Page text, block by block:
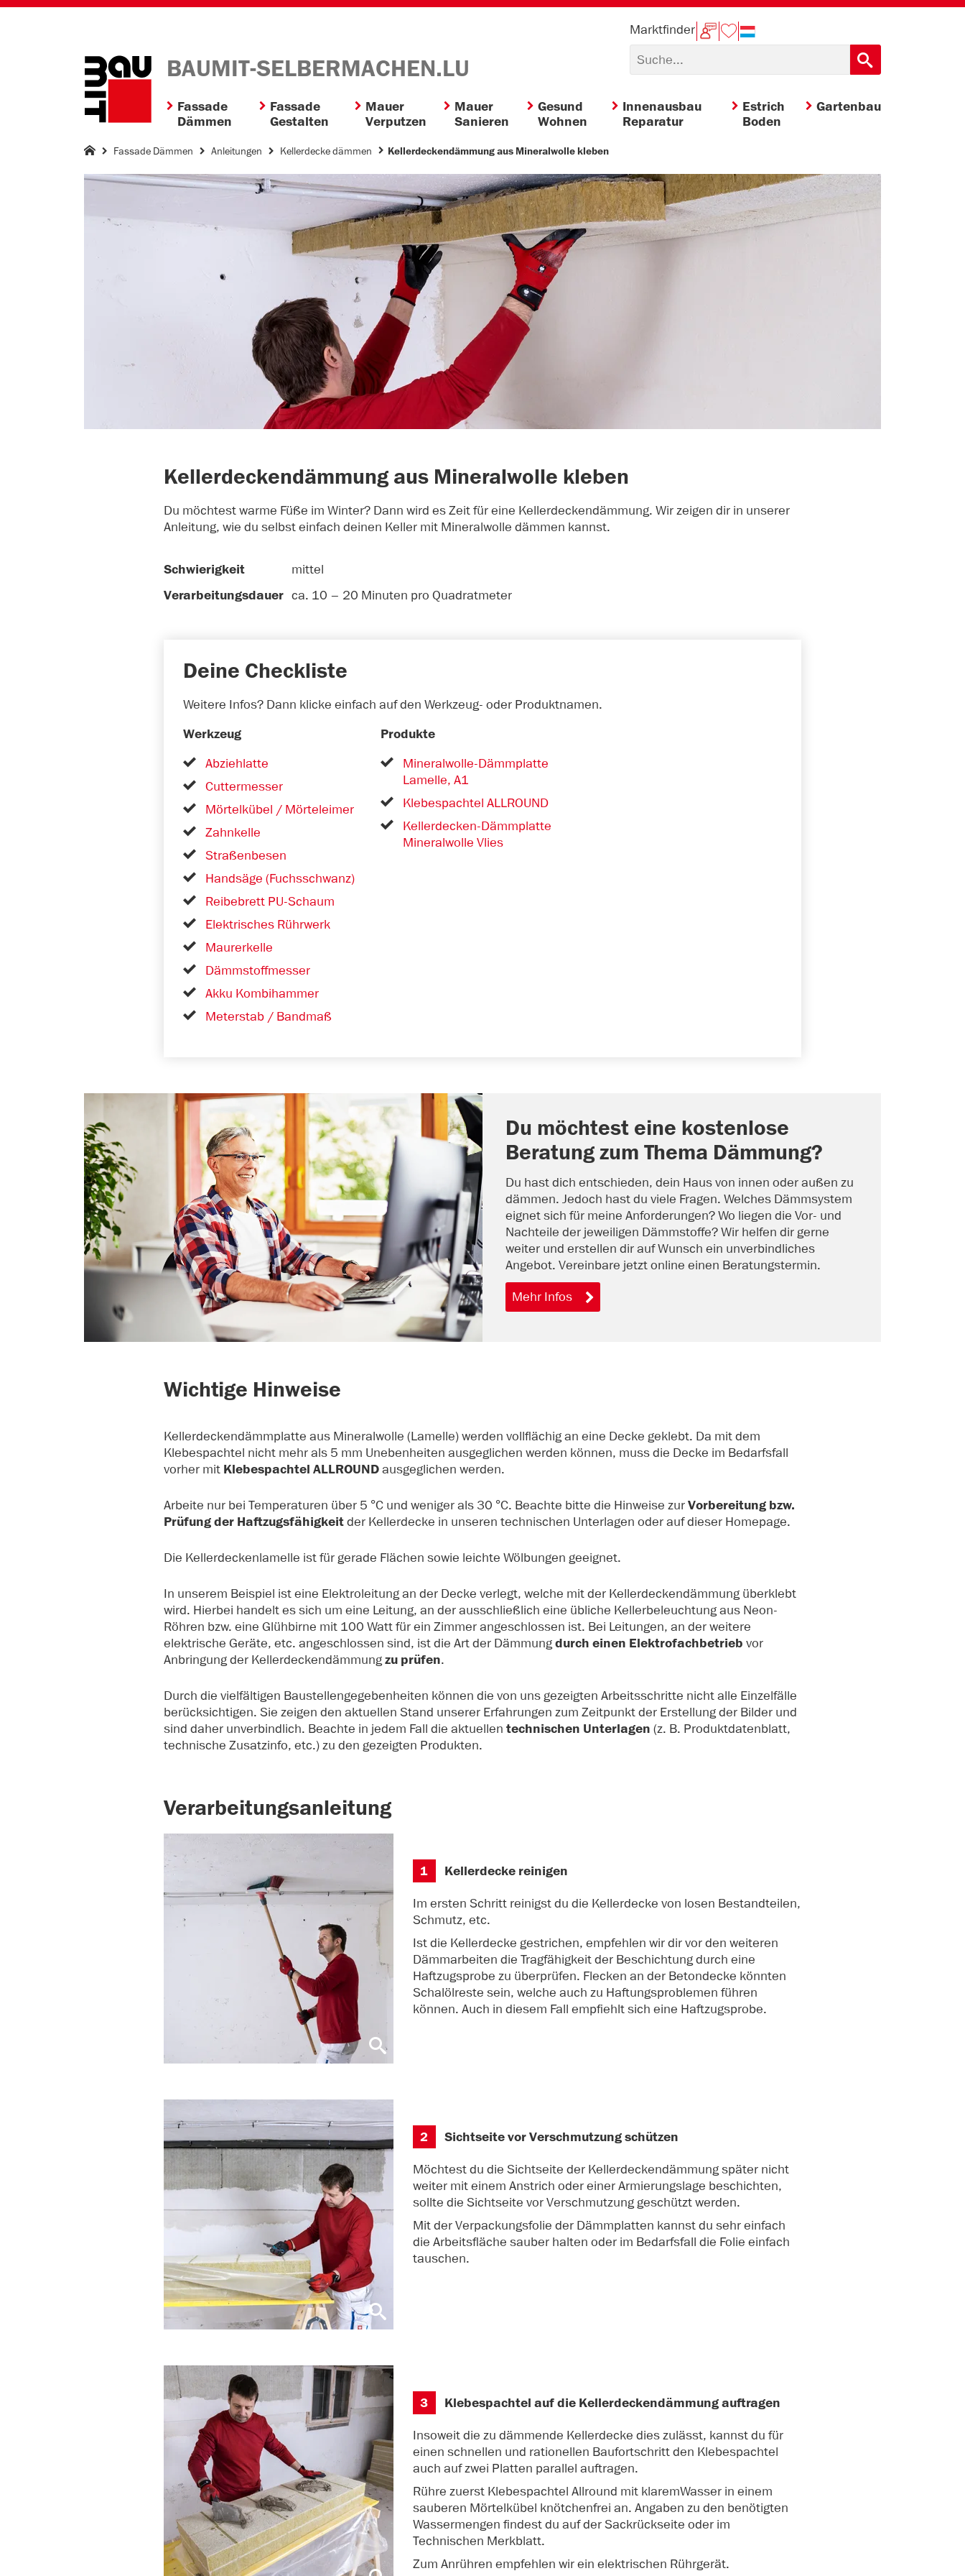
BAUMIT-SELBERMACHEN.LU
Marktfinder
Fassade
Dämmen
Fassade
Gestalten
Mauer
Verputzen
Mauer
Sanieren
Gesund
Wohnen
Innenausbau
Reparatur
Estrich
Boden
Gartenbau
Fassade Dämmen Anleitungen Kellerdecke dämmen Kellerdeckendämmung aus Mineralwolle kleben
Kellerdeckendämmung aus Mineralwolle kleben
Du möchtest warme Füße im Winter? Dann wird es Zeit für eine Kellerdeckendämmung. Wir zeigen dir in unserer
Anleitung, wie du selbst einfach deinen Keller mit Mineralwolle dämmen kannst.
Schwierigkeit mittel
Verarbeitungsdauer ca. 10 – 20 Minuten pro Quadratmeter
Deine Checkliste
Weitere Infos? Dann klicke einfach auf den Werkzeug- oder Produktnamen.
Werkzeug
Abziehlatte
Cuttermesser
Mörtelkübel / Mörteleimer
Zahnkelle
Straßenbesen
Handsäge (Fuchsschwanz)
Reibebrett PU-Schaum
Elektrisches Rührwerk
Maurerkelle
Dämmstoffmesser
Akku Kombihammer
Meterstab / Bandmaß
Produkte
Mineralwolle-Dämmplatte
Lamelle, A1
Klebespachtel ALLROUND
Kellerdecken-Dämmplatte
Mineralwolle Vlies
Du möchtest eine kostenlose
Beratung zum Thema Dämmung?
Du hast dich entschieden, dein Haus von innen oder außen zu
dämmen. Jedoch hast du viele Fragen. Welches Dämmsystem
eignet sich für meine Anforderungen? Wo liegen die Vor- und
Nachteile der jeweiligen Dämmstoffe? Wir helfen dir gerne
weiter und erstellen dir auf Wunsch ein unverbindliches
Angebot. Vereinbare jetzt online einen Beratungstermin.
Mehr Infos
Wichtige Hinweise
Kellerdeckendämmplatte aus Mineralwolle (Lamelle) werden vollflächig an eine Decke geklebt. Da mit dem
Klebespachtel nicht mehr als 5 mm Unebenheiten ausgeglichen werden können, muss die Decke im Bedarfsfall
vorher mit Klebespachtel ALLROUNDausgeglichen werden.
Arbeite nur bei Temperaturen über 5 °C und weniger als 30 °C. Beachte bitte die Hinweise zurVorbereitung bzw.
Prüfung der Haftzugsfähigkeitder Kellerdecke in unseren technischen Unterlagen oder auf dieser Homepage.
Die Kellerdeckenlamelle ist für gerade Flächen sowie leichte Wölbungen geeignet.
In unserem Beispiel ist eine Elektroleitung an der Decke verlegt, welche mit der Kellerdeckendämmung überklebt
wird. Hierbei handelt es sich um eine Leitung, an der ausschließlich eine übliche Kellerbeleuchtung aus Neon-
Röhren bzw. eine Glühbirne mit 100 Watt für ein Zimmer angeschlossen ist. Bei Leitungen, an der weitere
elektrische Geräte, etc. angeschlossen sind, ist die Art der Dämmungdurch einen Elektrofachbetrieb vor
Anbringung der Kellerdeckendämmungzu prüfen.
Durch die vielfältigen Baustellengegebenheiten können die von uns gezeigten Arbeitsschritte nicht alle Einzelfälle
berücksichtigen. Sie zeigen den aktuellen Stand unserer Erfahrungen zum Zeitpunkt der Erstellung der Bilder und
sind daher unverbindlich. Beachte in jedem Fall die aktuellen technischen Unterlagen (z. B. Produktdatenblatt,
technische Zusatzinfo, etc.) zu den gezeigten Produkten.
Verarbeitungsanleitung
1 Kellerdecke reinigen
Im ersten Schritt reinigst du die Kellerdecke von losen Bestandteilen,
Schmutz, etc.
Ist die Kellerdecke gestrichen, empfehlen wir dir vor den weiteren
Dämmarbeiten die Tragfähigkeit der Beschichtung durch eine
Haftzugsprobe zu überprüfen. Flecken an der Betondecke könnten
Schalölreste sein, welche auch zu Haftungsproblemen führen
können. Auch in diesem Fall empfiehlt sich eine Haftzugsprobe.
2 Sichtseite vor Verschmutzung schützen
Möchtest du die Sichtseite der Kellerdeckendämmung später nicht
weiter mit einem Anstrich oder einer Armierungslage beschichten,
sollte die Sichtseite vor Verschmutzung geschützt werden.
Mit der Verpackungsfolie der Dämmplatten kannst du sehr einfach
die Arbeitsfläche sauber halten oder im Bedarfsfall die Folie einfach
tauschen.
3 Klebespachtel auf die Kellerdeckendämmung auftragen
Insoweit die zu dämmende Kellerdecke dies zulässt, kannst du für
einen schnellen und rationellen Baufortschritt den Klebespachtel
auch auf zwei Platten parallel auftragen.
Rühre zuerst Klebespachtel Allround mit klaremWasser in einem
sauberen Mörtelkübel knötchenfrei an. Angaben zu den benötigten
Wassermengen findest du auf der Sackrückseite oder im
Technischen Merkblatt.
Zum Anrühren empfehlen wir ein elektrischen Rührgerät.